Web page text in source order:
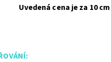
Uvedená cena je za 10